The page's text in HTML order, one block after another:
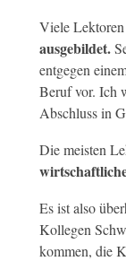
Viele
ausgebildet.
entgegen
Beruf vor. Ich
Abschluss in
Die meisten
Es ist also
Kollegen
kommen, die